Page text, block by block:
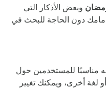
وبعض الأذكار التي
أمامك دون الحاجة للبحث في
مناسبًا للمستخدمين حول
لغة أخرى، ويمكنك تغيير